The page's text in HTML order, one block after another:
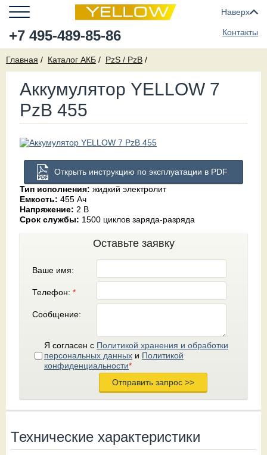
+7 495-489-85-86
Наверх
Контакты
Главная Каталог АКБ PzS / PzB
Аккумулятор YELLOW 7
PzB 455
Открыть инструкцию по эксплуатации в PDF
Тип исполнения: жидкий электролит
Емкость: 455 Ач
Напряжение: 2 В
Срок службы: 1500 циклов заряда-разряда
Оставьте заявку
Ваше имя:
Телефон: *
Сообщение:
Я согласен с Политикой хранения и обработки
персональных данных и Политикой
конфиденциальности*
Технические характеристики